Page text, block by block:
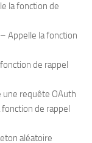
la fonction de
Appelle la fonction
de rappel
une requête OAuth
de rappel
aléatoire